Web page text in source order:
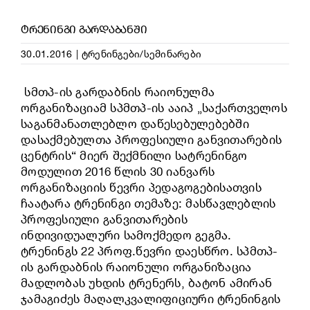
ᲢᲠᲔᲜᲘᲜᲒᲘ ᲒᲐᲠᲓᲐᲑᲐᲜᲨᲘ
30.01.2016 | ტრენინგები/სემინარები
სმთპ-ის გარდაბნის რაიონულმა
ორგანიზაციამ სპმთპ-ის ააიპ „საქართველოს
საგანმანათლებლო დაწესებულებებში
დასაქმებულთა პროფესიული განვითარების
ცენტრის“ მიერ შექმნილი სატრენინგო
მოდულით 2016 წლის 30 იანვარს
ორგანიზაციის წევრი პედაგოგებისათვის
ჩაატარა ტრენინგი თემაზე: მასწავლებლის
პროფესიული განვითარების
ინდივიდუალური სამოქმედო გეგმა.
ტრენინგს 22 პროფ.წევრი დაესწრო. სპმთპ-
ის გარდაბნის რაიონული ორგანიზაცია
მადლობას უხდის ტრენერს, ბატონ ამირან
ჯამაგიძეს მაღალკვალიფიციური ტრენინგის